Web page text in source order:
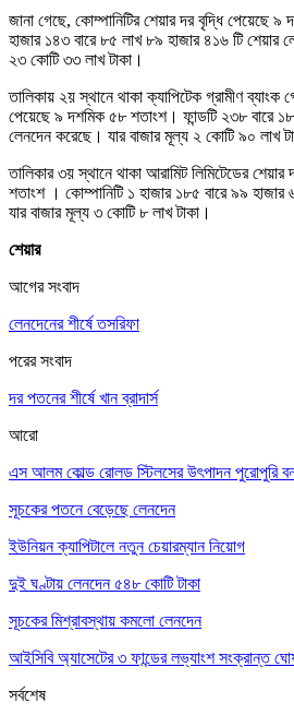
জানা গেছে, কোম্পানিটির শেয়ার দর বৃদ্ধি পেয়েছে
হাজার ১৪৩ বারে ৮৫ লাখ ৮৯ হাজার ৪১৬ টি শেয়ার
২৩ কোটি ৩৩ লাখ টাকা।
তালিকায় ২য় স্থানে থাকা ক্যাপিটেক গ্রামীণ ব্যাংক
পেয়েছে ৯ দশমিক ৫৮ শতাংশ। ফান্ডটি ২৩৮ বারে
লেনদেন করেছে। যার বাজার মূল্য ২ কোটি ৯০ লাখ
তালিকার ৩য় স্থানে থাকা আরামিট লিমিটেডের
শতাংশ । কোম্পানিটি ১ হাজার ১৮৫ বারে ৯৯ হাজার
যার বাজার মূল্য ৩ কোটি ৮ লাখ টাকা।
শেয়ার
আগের সংবাদ
লেনদেনের শীর্ষে তসরিফা
পরের সংবাদ
দর পতনের শীর্ষে খান ব্রাদার্স
আরো
এস আলম কোল্ড রোলড স্টিলসের উৎপাদন পুরোপুরি
সূচকের পতনে বেড়েছে লেনদেন
ইউনিয়ন ক্যাপিটালে নতুন চেয়ারম্যান নিয়োগ
দুই ঘণ্টায় লেনদেন ৫৪৮ কোটি টাকা
সূচকের মিশ্রাবস্থায় কমলো লেনদেন
আইসিবি অ্যাসেটের ৩ ফান্ডের লভ্যাংশ সংক্রান্ত
সর্বশেষ